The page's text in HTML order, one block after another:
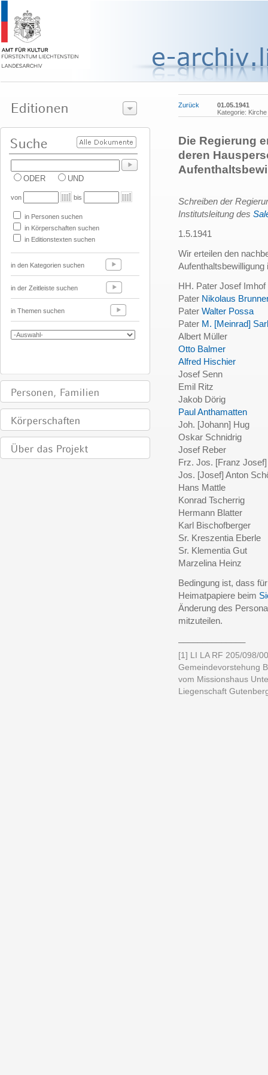
ODER UND
von bis
in Personen suchen
in Körperschaften suchen
in Editionstexten suchen
in den Kategorien suchen
in der Zeitleiste suchen
in Themen suchen
Zurück
01.05.1941
Kategorie:
Die Regierung
deren
Schreiben der
Institutsleitung des
1.5.1941
Wir erteilen den
HH. Pater Josef Imhof
Pater Nikolaus
Pater Walter Possa
Pater M. [Meinrad]
Albert Müller
Otto Balmer
Alfred Hischier
Josef Senn
Emil Ritz
Jakob Dörig
Paul Anthamatten
Joh. [Johann] Hug
Oskar Schnidrig
Josef Reber
Frz. Jos. [Franz
Jos. [Josef] Anton
Hans Mattle
Konrad Tscherrig
Hermann Blatter
Karl Bischofberger
Sr. Kreszentia Eberle
Sr. Klementia Gut
Marzelina Heinz
Bedingung ist, dass
Heimatpapiere beim
Änderung des
mitzuteilen.
[1] LI LA RF 205/098/
Gemeindevorstehung
vom Missionshaus
Liegenschaft